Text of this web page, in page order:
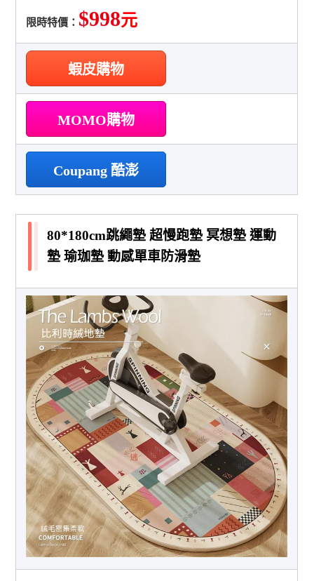
限時特價： $998元
蝦皮購物
MOMO購物
Coupang 酷澎
80*180cm跳繩墊 超慢跑墊 冥想墊 運動
墊 瑜珈墊 動感單車防滑墊